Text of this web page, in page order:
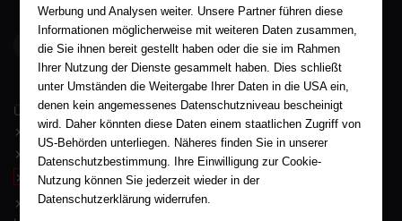
AHA-BUCH GmbH
Garlebsen 48
37574 Einbeck
Wir sind gerne für Sie persönlich da.
Über AHA-BUCH
AGB
Widerruf
Datenschutz
Werbung und Analysen weiter. Unsere Partner führen diese
Informationen möglicherweise mit weiteren Daten zusammen,
die Sie ihnen bereit gestellt haben oder die sie im Rahmen
Ihrer Nutzung der Dienste gesammelt haben. Dies schließt
unter Umständen die Weitergabe Ihrer Daten in die USA ein,
denen kein angemessenes Datenschutzniveau bescheinigt
wird. Daher könnten diese Daten einem staatlichen Zugriff von
US-Behörden unterliegen. Näheres finden Sie in unserer
Datenschutzbestimmung. Ihre Einwilligung zur Cookie-
Nutzung können Sie jederzeit wieder in der
Datenschutzerklärung widerrufen.